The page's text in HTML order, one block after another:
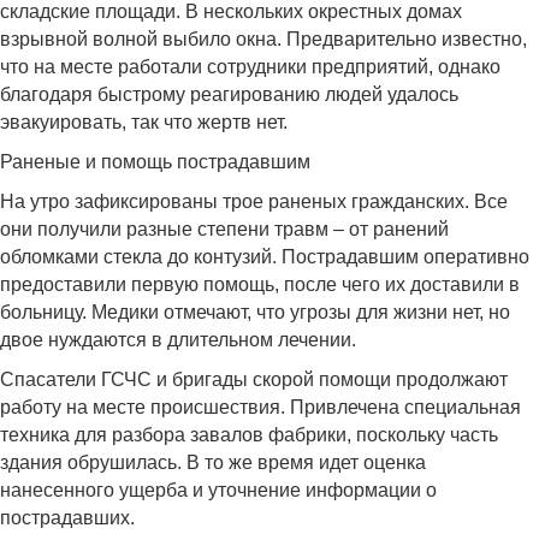
складские площади. В нескольких окрестных домах
взрывной волной выбило окна. Предварительно известно,
что на месте работали сотрудники предприятий, однако
благодаря быстрому реагированию людей удалось
эвакуировать, так что жертв нет.
Раненые и помощь пострадавшим
На утро зафиксированы трое раненых гражданских. Все
они получили разные степени травм – от ранений
обломками стекла до контузий. Пострадавшим оперативно
предоставили первую помощь, после чего их доставили в
больницу. Медики отмечают, что угрозы для жизни нет, но
двое нуждаются в длительном лечении.
Спасатели ГСЧС и бригады скорой помощи продолжают
работу на месте происшествия. Привлечена специальная
техника для разбора завалов фабрики, поскольку часть
здания обрушилась. В то же время идет оценка
нанесенного ущерба и уточнение информации о
пострадавших.